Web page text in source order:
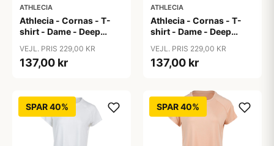
ATHLECIA
Athlecia - Cornas - T-
shirt - Dame - Deep
VEJL. PRIS 229,00 KR
137,00 kr
ATHLECIA
Athlecia - Cornas - T-
shirt - Dame - Deep
VEJL. PRIS 229,00 KR
137,00 kr
SPAR 40% SPAR 40%